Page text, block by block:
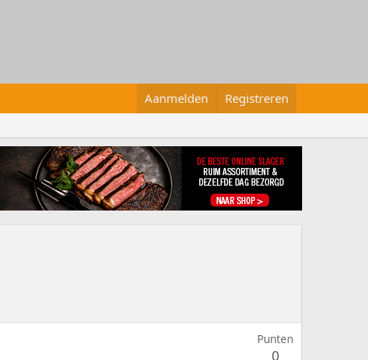
Aanmelden Registreren
Punten
0